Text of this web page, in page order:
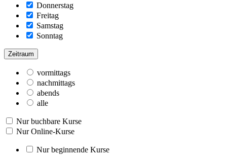
Donnerstag
Freitag
Samstag
Sonntag
Zeitraum
vormittags
nachmittags
abends
alle
Nur buchbare Kurse
Nur Online-Kurse
Nur beginnende Kurse